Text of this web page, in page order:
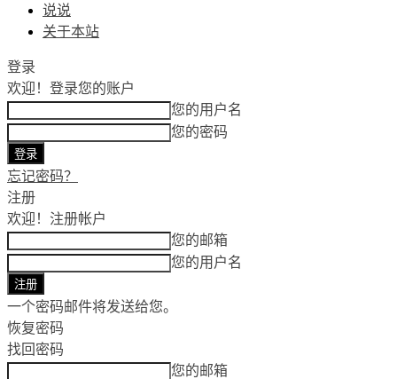
说说
关于本站
登录
欢迎！ 登录您的账户
您的用户名
您的密码
忘记密码？
注册
欢迎！ 注册帐户
您的邮箱
您的用户名
一个密码邮件将发送给您。
恢复密码
找回密码
您的邮箱